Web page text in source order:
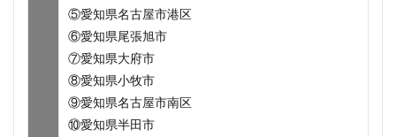
⑤愛知県名古屋市港区
⑥愛知県尾張旭市
⑦愛知県大府市
⑧愛知県小牧市
⑨愛知県名古屋市南区
⑩愛知県半田市